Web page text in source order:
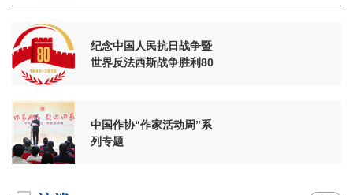
纪念中国人民抗日战争暨
世界反法西斯战争胜利80
中国作协“作家活动周”系
列专题